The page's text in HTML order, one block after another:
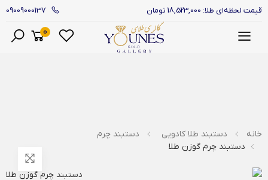
قیمت لحظه‌ای طلا: 18,523,000 تومان 09009000137
0
خانه دستبند طلا کادویی
دستبند چرم
دستبند چرم گوزن طلا